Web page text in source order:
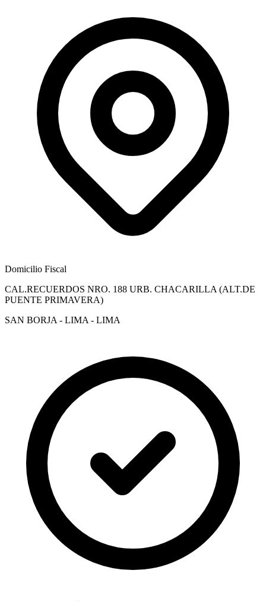
Domicilio Fiscal
CAL.RECUERDOS NRO. 188 URB. CHACARILLA (ALT.DE
PUENTE PRIMAVERA)
SAN BORJA - LIMA - LIMA